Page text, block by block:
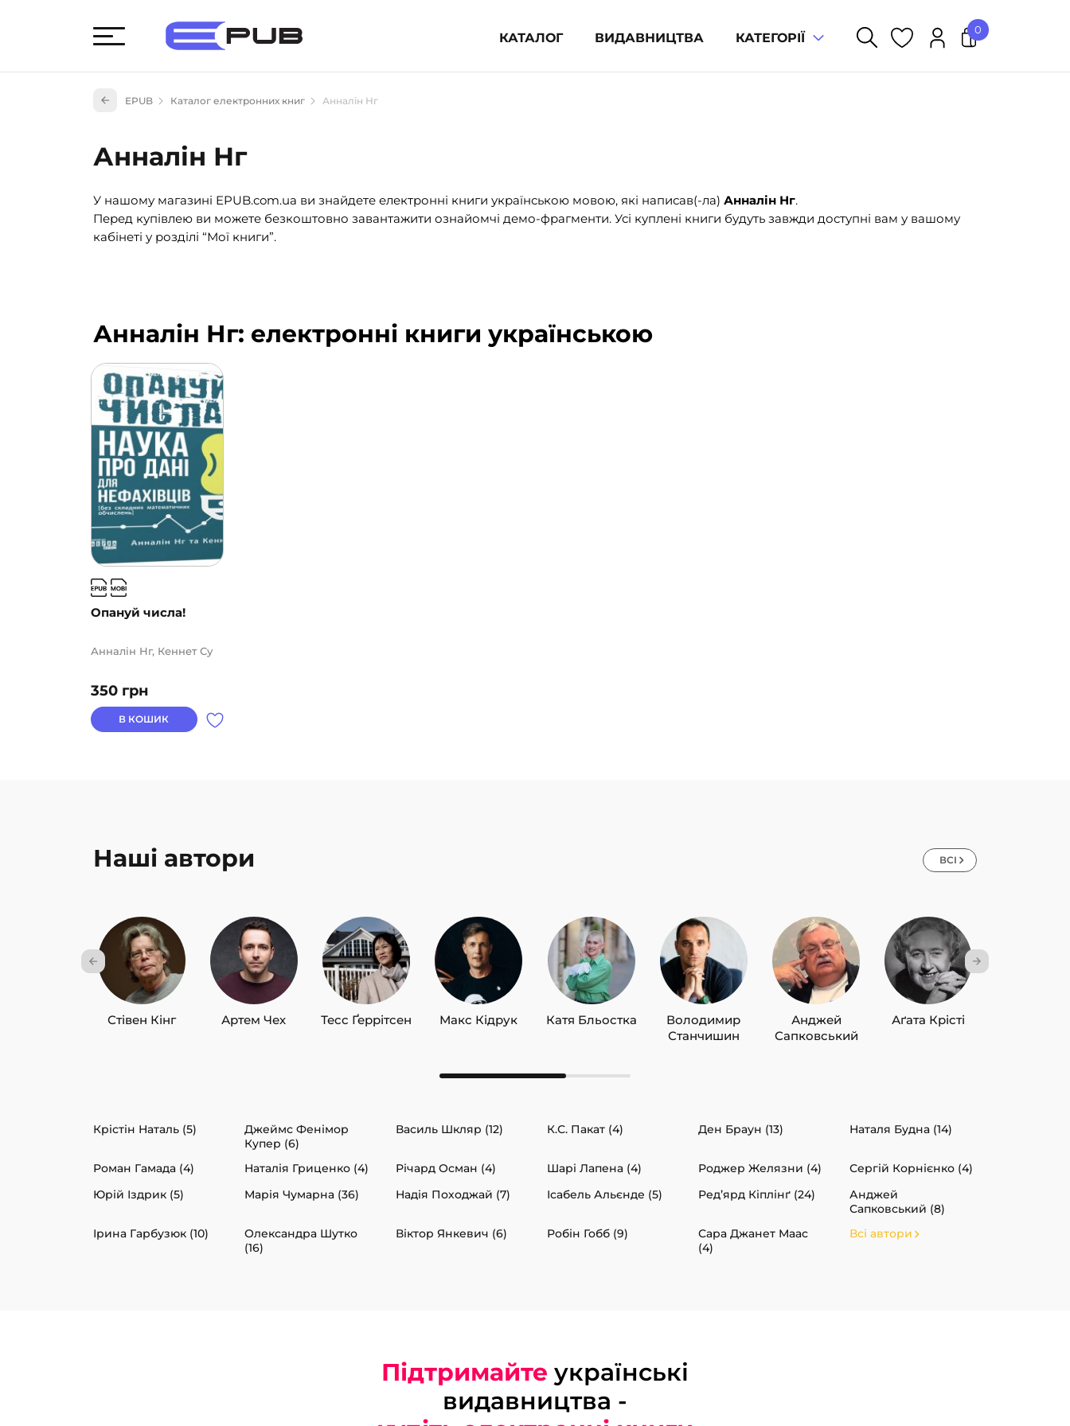
КАТАЛОГ ВИДАВНИЦТВА КАТЕГОРІЇ
Художня література (1854)
(527)
0
У кошику немає товарів.
EPUB Каталог електронних книг Анналін Нг
Анналін Нг
У нашому магазині EPUB.com.ua ви знайдете електронні книги українською мовою, які написав(-ла) Анналін Нг.
Перед купівлею ви можете безкоштовно завантажити ознайомчі демо-фрагменти. Усі куплені книги будуть завжди доступні вам у вашому
кабінеті у розділі “Мої книги”.
Анналін Нг: електронні книги українською
Опануй числа!
350 грн
Анналін Нг, Кеннет Су
В КОШИК
Наші автори ВСІ
Стівен Кінг Артем Чех Тесс Ґеррітсен Макс Кідрук Катя Бльостка
Володимир
Станчишин
Анджей
Сапковський
Аґата Крісті
Крістін Наталь (5)
Джеймс Фенімор
Купер (6)
Василь Шкляр (12) К.С. Пакат (4) Ден Браун (13) Наталя Будна (14)
Роман Гамада (4) Наталія Гриценко (4) Річард Осман (4) Шарі Лапена (4) Роджер Желязни (4)
Сергій Корнієнко (4)
Юрій Іздрик (5)
Марія Чумарна (36) Надія Походжай (7) Ісабель Альєнде (5) Ред’ярд Кіплінґ (24)
Анджей
Сапковський (8)
Ірина Гарбузюк (10)
Олександра Шутко
(16)
Віктор Янкевич (6) Робін Гобб (9)
Сара Джанет Маас
(4)
Всі автори
Підтримайте українські
видавництва -